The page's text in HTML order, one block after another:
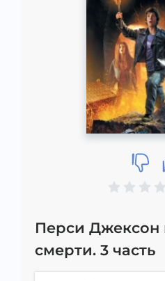
Перси Джексон
смерти. 3 часть